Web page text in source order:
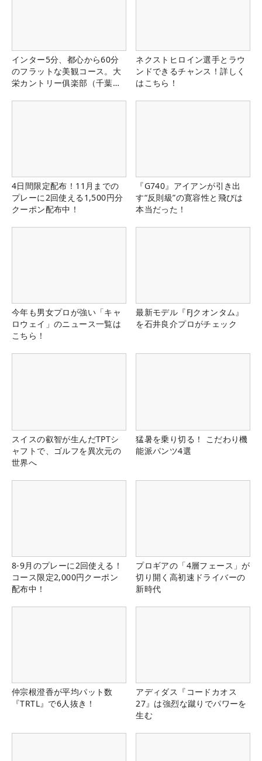
インター5分、都心から60分
のフラットな美観コース。大
栄カントリー俱楽部（千葉
ネクストヒロイン選手とラウ
ンドできるチャンス！詳しく
はこちら！
4日間限定配布！11月までの
プレーに2回使える1,500円分
クーポン配布中！
『G740』アイアンが引き出
す“反則級”の寛容性と飛びは
本当だった！
今年も男女プロが強い「キャ
ロウェイ」のニュース一覧は
こちら！
最新モデル『FJクオンタム』
を石井良介プロがチェック
スイスの叡智が生んだTPTシ
ャフトで、ゴルフを異次元の
世界へ
猛暑を乗り切る！ こだわり機
能派パンツ4選
8-9月のプレーに2回使える！
コース限定2,000円クーポン
配布中！
プロギアの「4層フェース」が
切り開く高初速ドライバーの
新時代
仲宗根澄香が平均パット数
『TRTL』で6人抜き！
アディダス『コードカオス
27』は強烈な蹴りでパワーを
生む